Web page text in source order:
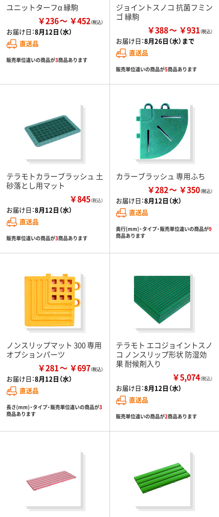
ユニットターフα 縁駒
￥236 ￥452
お届け日：8月12日（水）
直送品
販売単位違いの商品が3商品あります
ジョイントスノコ 抗菌フミン
ゴ 縁駒
￥388 ￥931
お届け日：8月26日（水）まで
直送品
販売単位違いの商品が5商品あります
テラモトカラーブラッシュ 土
砂落とし用マット
￥845（税込）
お届け日：8月12日（水）
直送品
販売単位違いの商品が3商品あります
カラーブラッシュ 専用ふち
￥282 ￥350
お届け日：8月12日（水）
直送品
奥行(mm)・タイプ・販売単位違いの商品が9
商品あります
ノンスリップマット 300 専用
オプションパーツ
￥281 ￥697
お届け日：8月12日（水）
直送品
長さ(mm)・タイプ・販売単位違いの商品が3
商品あります
テラモト エコジョイントスノ
コ ノンスリップ形状 防湿効
果 耐候剤入り
￥5,074（税込）
お届け日：8月12日（水）
直送品
販売単位違いの商品が2商品あります